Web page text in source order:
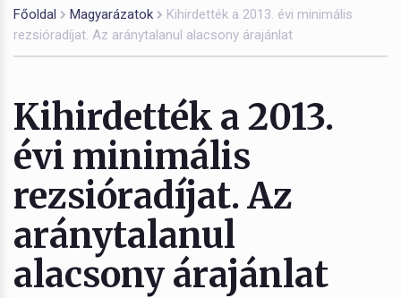
Főoldal Magyarázatok
Kihirdették a 2013. évi minimális
rezsióradíjat. Az aránytalanul alacsony árajánlat
Kihirdették a 2013.
évi minimális
rezsióradíjat. Az
aránytalanul
alacsony árajánlat